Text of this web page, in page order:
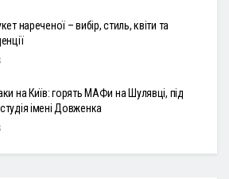
нареченої – вибір, стиль, квіти та
на Київ: горять МАФи на Шулявці, під
імені Довженка